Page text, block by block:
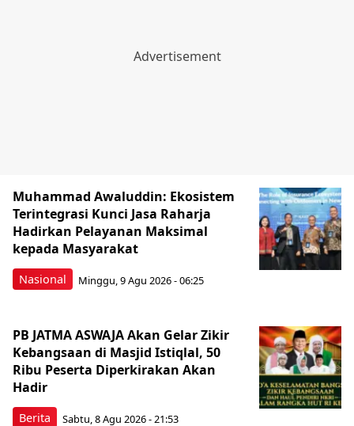
Nasional
Muhammad Awaluddin: Ekosistem
Terintegrasi Kunci Jasa Raharja
Hadirkan Pelayanan Maksimal
kepada Masyarakat
Minggu, 9 Agu 2026 - 06:25
Berita
PB JATMA ASWAJA Akan Gelar Zikir
Kebangsaan di Masjid Istiqlal, 50
Ribu Peserta Diperkirakan Akan
Hadir
Sabtu, 8 Agu 2026 - 21:53